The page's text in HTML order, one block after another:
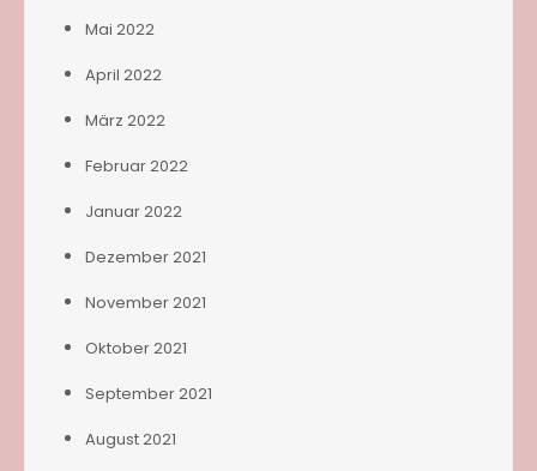
Mai 2022
April 2022
März 2022
Februar 2022
Januar 2022
Dezember 2021
November 2021
Oktober 2021
September 2021
August 2021